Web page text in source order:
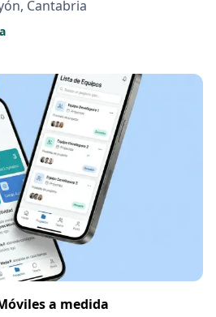
Cantabria
a medida